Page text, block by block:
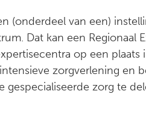
(onderdeel van een)
Dat kan een Regionaal
op een plaats
zorgverlening en
gespecialiseerde zorg te